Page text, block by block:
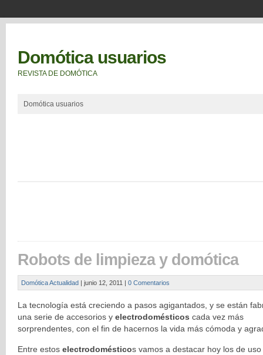
Domótica usuarios
REVISTA DE DOMÓTICA
Domótica usuarios
Robots de limpieza y domótica
Domótica Actualidad | junio 12, 2011 | 0 Comentarios
La tecnología está creciendo a pasos agigantados, y se están
una serie de accesorios y electrodomésticos cada vez más
sorprendentes, con el fin de hacernos la vida más cómoda y
Entre estos electrodomésticos vamos a destacar hoy los de